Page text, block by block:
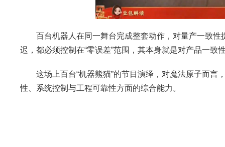
百台机器人在同一舞台完成整套动作，对量产一致性
迟，都必须控制在“零误差”范围，其本身就是对产品一致
这场上百台“机器熊猫”的节目演绎，对魔法原子而言
性、系统控制与工程可靠性方面的综合能力。